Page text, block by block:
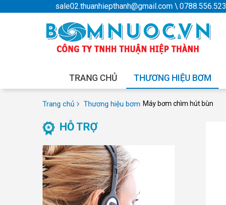
sale02.thuanhiepthanh@gmail.com \ 0788.556.523
TRANG CHỦ THƯƠNG HIỆU BƠM
Trang chủ Thương hiệu bơm Máy bơm chìm hút bùn
HỖ TRỢ